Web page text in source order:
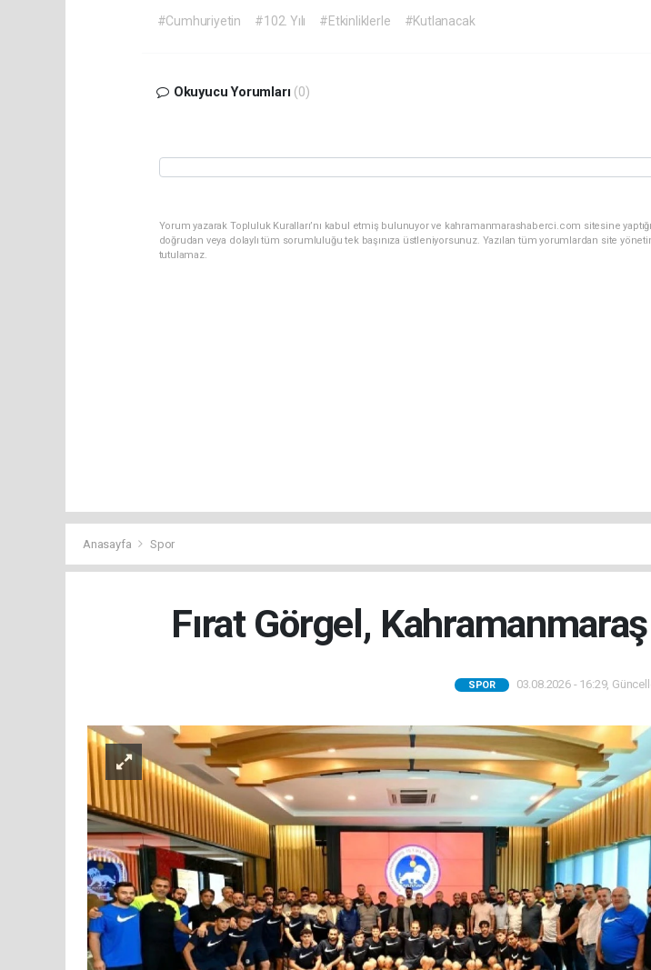
#Cumhuriyetin #102. Yılı #Etkinliklerle #Kutlanacak
Okuyucu Yorumları (0)
Yorum yazarak Topluluk Kuralları’nı kabul etmiş bulunuyor ve kahramanmarashaberci.com sitesine
doğrudan veya dolaylı tüm sorumluluğu tek başınıza üstleniyorsunuz. Yazılan tüm yorumlardan site
tutulamaz.
Anasayfa Spor
Fırat Görgel,
SPOR 03.08.2026 - 16:29,